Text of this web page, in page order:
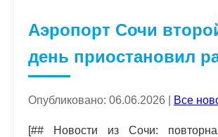
Аэропорт Сочи
день приостановил
Опубликовано: 06.06.2026 | Все
[## Новости из Сочи: